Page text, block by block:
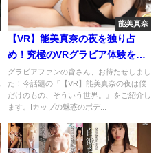
能美真奈
【VR】能美真奈の夜を独り占
め！究極のVRグラビア体験を無
料で楽しむ方法
グラビアファンの皆さん、お待たせしまし
た！今話題の『【VR】能美真奈の夜は僕
だけのもの、そういう世界。』をご紹介し
ます。Iカップの魅惑のボデ...